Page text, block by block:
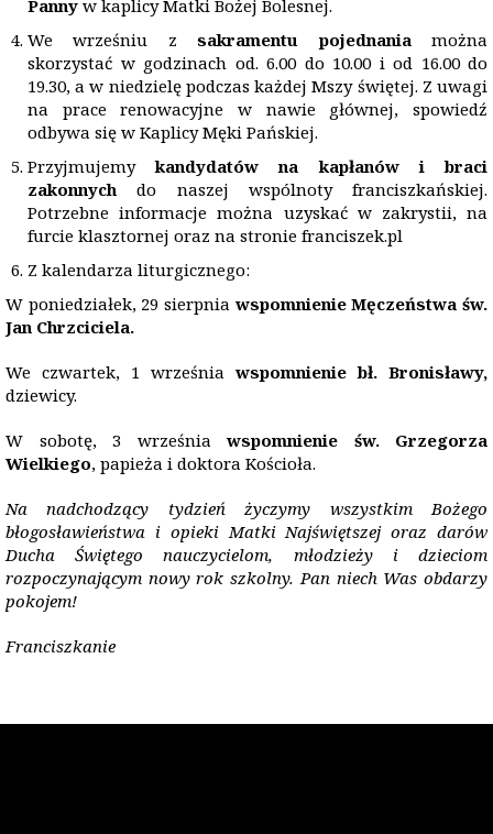
Panny w kaplicy Matki Bożej Bolesnej.
We wrześniu zsakramentu pojednaniamożna
skorzystać w godzinach od. 6.00 do 10.00 i od 16.00 do
19.30, a w niedzielę podczas każdej Mszy świętej. Z uwagi
na prace renowacyjne w nawie głównej, spowiedź
odbywa się w Kaplicy Męki Pańskiej.
Przyjmujemykandydatów na kapłanów i braci
zakonnych do naszej wspólnoty franciszkańskiej.
Potrzebne informacje można uzyskać w zakrystii, na
furcie klasztornej oraz na stronie franciszek.pl
Z kalendarza liturgicznego:
W poniedziałek, 29 sierpnia wspomnienie Męczeństwa św.
Jan Chrzciciela.
We czwartek, 1 września wspomnienie bł. Bronisławy,
dziewicy.
W sobotę, 3 września wspomnienie św. Grzegorza
Wielkiego, papieża i doktora Kościoła.
Na nadchodzący tydzień życzymy wszystkim Bożego
błogosławieństwa i opieki Matki Najświętszej oraz darów
Ducha Świętego nauczycielom, młodzieży i dzieciom
rozpoczynającym nowy rok szkolny. Pan niech Was obdarzy
pokojem!
Franciszkanie